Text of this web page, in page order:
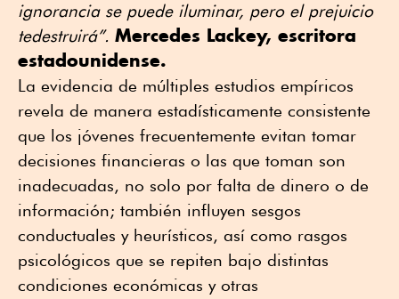
ignorancia se puede iluminar, pero el prejuicio
tedestruirá”. Mercedes Lackey, escritora
estadounidense.
La evidencia de múltiples estudios empíricos
revela de manera estadísticamente consistente
que los jóvenes frecuentemente evitan tomar
decisiones financieras o las que toman son
inadecuadas, no solo por falta de dinero o de
información; también influyen sesgos
conductuales y heurísticos, así como rasgos
psicológicos que se repiten bajo distintas
condiciones económicas y otras